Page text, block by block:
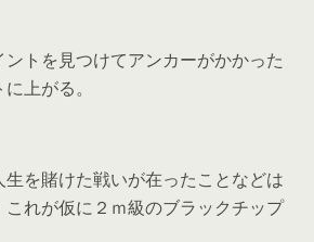
トを見つけてアンカーがかかった
上がる。
を賭けた戦いが在ったことなどは
れが仮に２ｍ級のブラックチップ